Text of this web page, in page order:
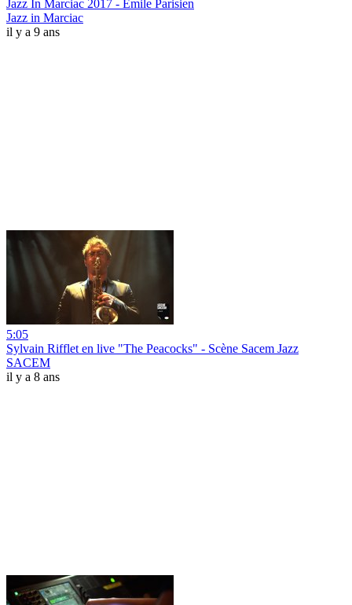
Jazz In Marciac 2017 - Emile Parisien
Jazz in Marciac
il y a 9 ans
5:05
Sylvain Rifflet en live "The Peacocks" - Scène Sacem Jazz
SACEM
il y a 8 ans